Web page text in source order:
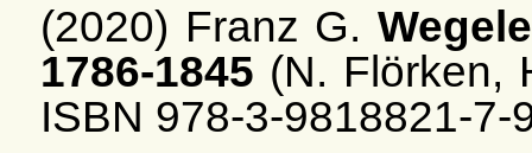
(2020) Franz G.
1786-1845 (N. Flörken,
ISBN 978-3-9818821-